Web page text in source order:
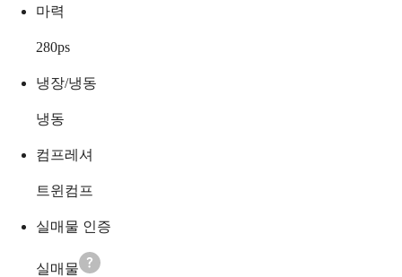
마력
280ps
냉장/냉동
냉동
컴프레셔
트윈컴프
실매물 인증
실매물